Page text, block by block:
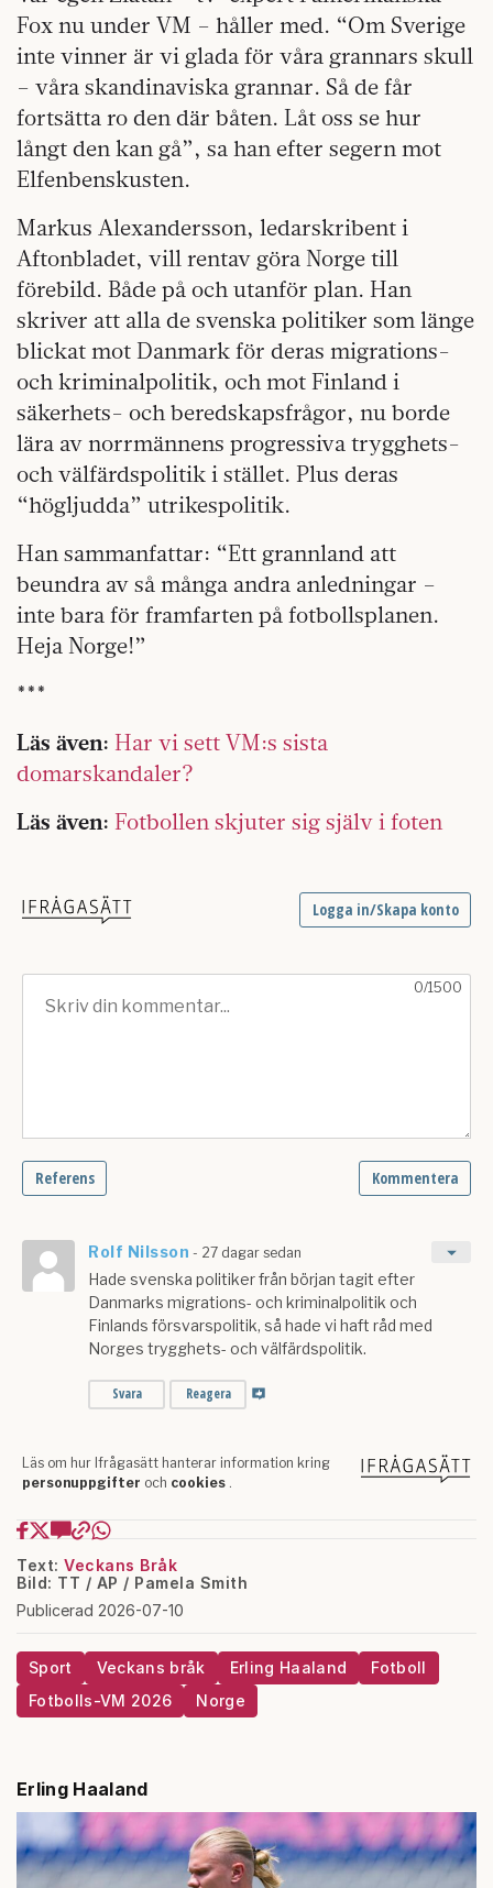
Fox nu under VM – håller med. “Om Sverige
inte vinner är vi glada för våra grannars skull
– våra skandinaviska grannar. Så de får
fortsätta ro den där båten. Låt oss se hur
långt den kan gå”, sa han efter segern mot
Elfenbenskusten.
Markus Alexandersson, ledarskribent i
Aftonbladet, vill rentav göra Norge till
förebild. Både på och utanför plan. Han
skriver att alla de svenska politiker som länge
blickat mot Danmark för deras migrations-
och kriminalpolitik, och mot Finland i
säkerhets- och beredskapsfrågor, nu borde
lära av norrmännens progressiva trygghets-
och välfärdspolitik i stället. Plus deras
“högljudda” utrikespolitik.
Han sammanfattar: “Ett grannland att
beundra av så många andra anledningar –
inte bara för framfarten på fotbollsplanen.
Heja Norge!”
***
Läs även: Har vi sett VM:s sista
domarskandaler?
Läs även: Fotbollen skjuter sig själv i foten
Text: Veckans Bråk
Bild: TT / AP / Pamela Smith
Publicerad 2026-07-10
Sport Veckans bråk Erling Haaland
Fotboll
Fotbolls-VM 2026
Norge
Erling Haaland